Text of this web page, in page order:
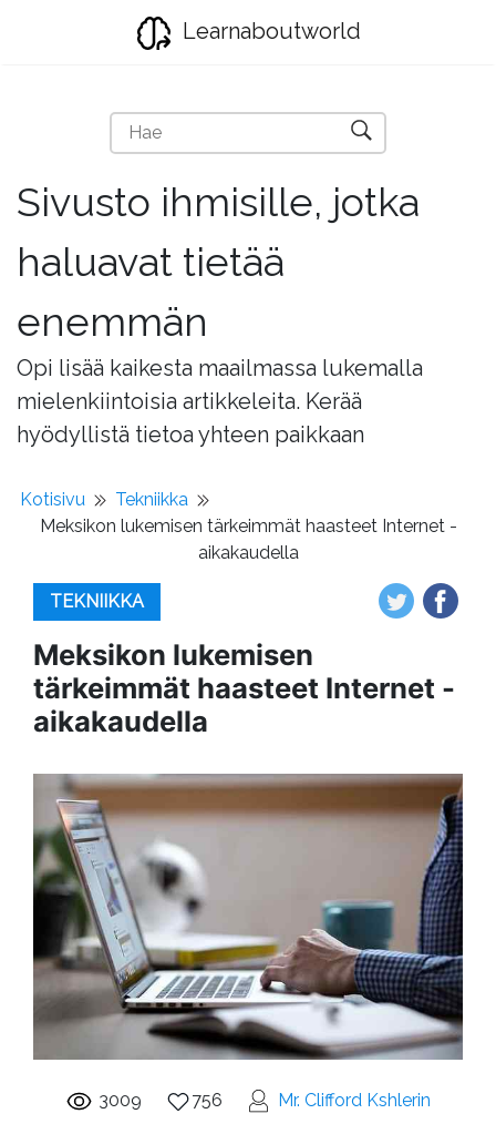
Learnaboutworld
Sivusto ihmisille, jotka
haluavat tietää
enemmän
Opi lisää kaikesta maailmassa lukemalla
mielenkiintoisia artikkeleita. Kerää
hyödyllistä tietoa yhteen paikkaan
Kotisivu
Tekniikka
Meksikon lukemisen tärkeimmät haasteet Internet -
aikakaudella
TEKNIIKKA
Meksikon lukemisen
tärkeimmät haasteet Internet -
aikakaudella
3009 756 Mr. Clifford Kshlerin